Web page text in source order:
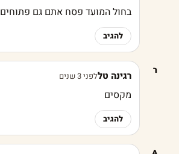
בחול המועד פסח אתם גם פתוחים
להגיב
ר רגינה טללפני 3 שנים
מקסים
להגיב